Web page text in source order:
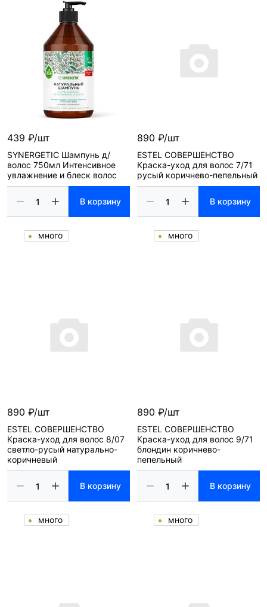
439 ₽/шт
SYNERGETIC Шампунь д/
волос 750мл Интенсивное
увлажнение и блеск волос
В корзину
много
890 ₽/шт
ESTEL СОВЕРШЕНСТВО
Краска-уход для волос 7/71
русый коричнево-пепельный
В корзину
много
890 ₽/шт
ESTEL СОВЕРШЕНСТВО
Краска-уход для волос 8/07
светло-русый натурально-
коричневый
В корзину
много
890 ₽/шт
ESTEL СОВЕРШЕНСТВО
Краска-уход для волос 9/71
блондин коричнево-
пепельный
В корзину
много